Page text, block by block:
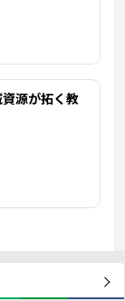
源が拓く教